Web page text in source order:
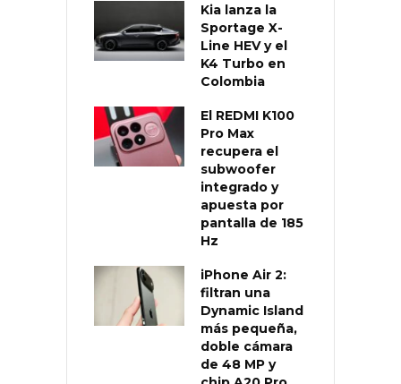
Kia lanza la
Sportage X-
Line HEV y el
K4 Turbo en
Colombia
El REDMI K100
Pro Max
recupera el
subwoofer
integrado y
apuesta por
pantalla de 185
Hz
iPhone Air 2:
filtran una
Dynamic Island
más pequeña,
doble cámara
de 48 MP y